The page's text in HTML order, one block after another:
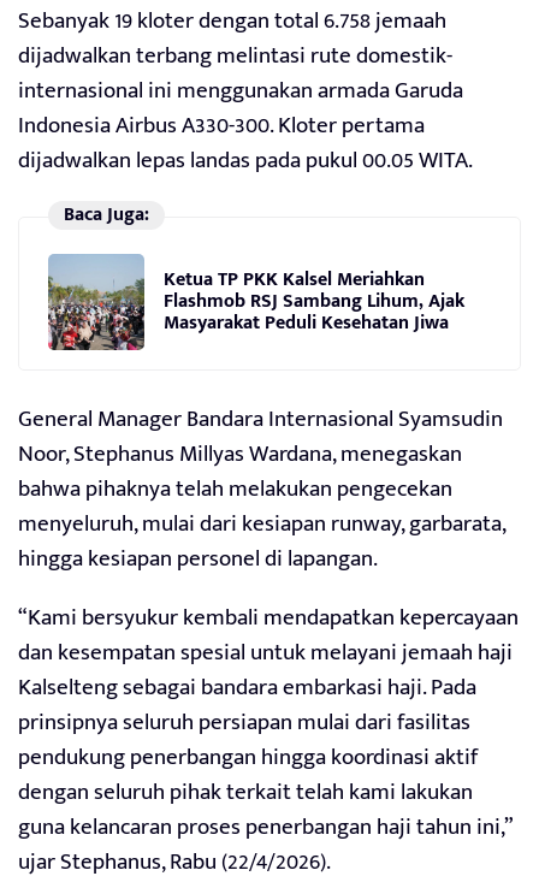
Sebanyak 19 kloter dengan total 6.758 jemaah
dijadwalkan terbang melintasi rute domestik-
internasional ini menggunakan armada Garuda
Indonesia Airbus A330-300. Kloter pertama
dijadwalkan lepas landas pada pukul 00.05 WITA.
Baca Juga:
Ketua TP PKK Kalsel Meriahkan
Flashmob RSJ Sambang Lihum, Ajak
Masyarakat Peduli Kesehatan Jiwa
General Manager Bandara Internasional Syamsudin
Noor, Stephanus Millyas Wardana, menegaskan
bahwa pihaknya telah melakukan pengecekan
menyeluruh, mulai dari kesiapan runway, garbarata,
hingga kesiapan personel di lapangan.
“Kami bersyukur kembali mendapatkan kepercayaan
dan kesempatan spesial untuk melayani jemaah haji
Kalselteng sebagai bandara embarkasi haji. Pada
prinsipnya seluruh persiapan mulai dari fasilitas
pendukung penerbangan hingga koordinasi aktif
dengan seluruh pihak terkait telah kami lakukan
guna kelancaran proses penerbangan haji tahun ini,”
ujar Stephanus, Rabu (22/4/2026).